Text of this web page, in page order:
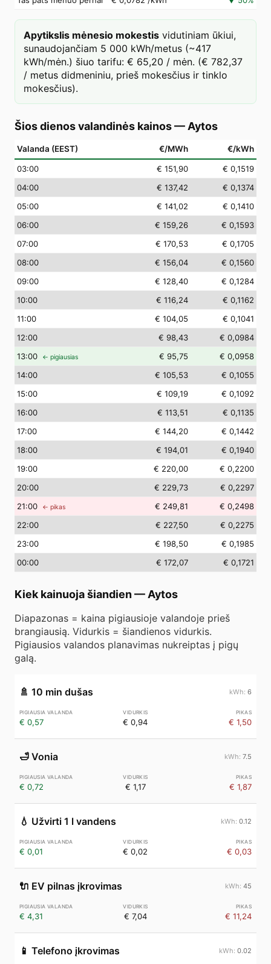
Apytikslis mėnesio mokestis vidutiniam ūkiui,
sunaudojančiam 5 000 kWh/metus (~417
kWh/mėn.) šiuo tarifu: € 65,20 / mėn. (€ 782,37
/ metus didmeniniu, prieš mokesčius ir tinklo
mokesčius).
Šios dienos valandinės kainos— Aytos
Valanda (EEST) €/MWh €/kWh
03:00 € 151,90
€ 0,1519
04:00 € 137,42
€ 0,1374
05:00 € 141,02
€ 0,1410
06:00 € 159,26
€ 0,1593
07:00 € 170,53
€ 0,1705
08:00 € 156,04
€ 0,1560
09:00 € 128,40
€ 0,1284
10:00 € 116,24
€ 0,1162
11:00 € 104,05
€ 0,1041
12:00 € 98,43
€ 0,0984
13:00 ← pigiausias € 95,75
€ 0,0958
14:00 € 105,53
€ 0,1055
15:00 € 109,19
€ 0,1092
16:00 € 113,51
€ 0,1135
17:00 € 144,20
€ 0,1442
18:00 € 194,01
€ 0,1940
19:00 € 220,00
€ 0,2200
20:00 € 229,73
€ 0,2297
21:00 ← pikas € 249,81
€ 0,2498
22:00 € 227,50
€ 0,2275
23:00 € 198,50
€ 0,1985
00:00 € 172,07 € 0,1721
Kiek kainuoja šiandien — Aytos
Diapazonas = kaina pigiausioje valandoje prieš
brangiausią. Vidurkis = šiandienos vidurkis.
Pigiausios valandos planavimas nukreiptas į pigų
galą.
🚿 10 min dušas 6
€ 0,57 € 0,94 € 1,50
🛁 Vonia 7.5
€ 0,72 € 1,17 € 1,87
💧 Užvirti 1 l vandens 0.12
€ 0,01 € 0,02 € 0,03
🔌 EV pilnas įkrovimas 45
€ 4,31 € 7,04 € 11,24
📱 Telefono įkrovimas 0.02